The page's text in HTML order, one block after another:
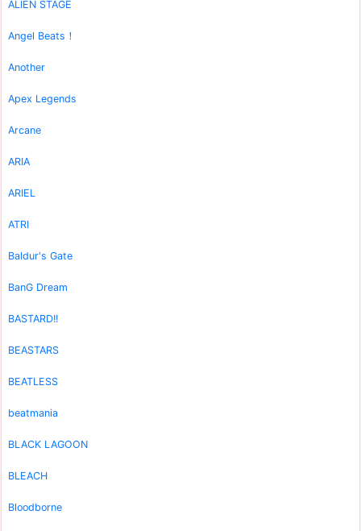
ALIEN STAGE
Angel Beats！
Another
Apex Legends
Arcane
ARIA
ARIEL
ATRI
Baldur's Gate
BanG Dream
BASTARD!!
BEASTARS
BEATLESS
beatmania
BLACK LAGOON
BLEACH
Bloodborne